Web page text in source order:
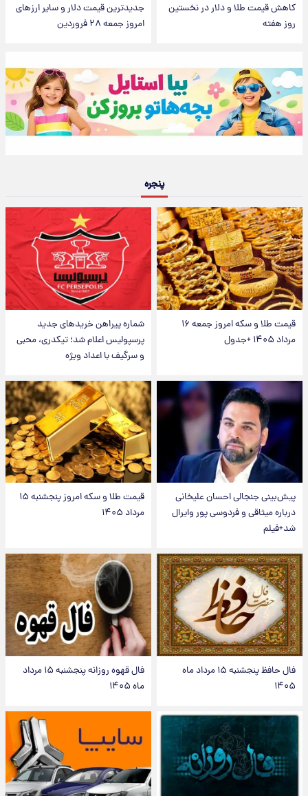
کاهش قیمت طلا و دلار در نخستین
روز هفته
جدیدترین قیمت دلار و سایر ارزهای
امروز جمعه ۲۸ فروردین
پنجره
قیمت طلا و سکه امروز جمعه ۱۶
مرداد ۱۴۰۵ +جدول
شماره پیراهن خریدهای جدید
پرسپولیس اعلام شد؛ تیکدری، محبی
و سرگیف با اعداد ویژه
پیش‌بینی جنجالی احسان علیخانی
درباره میثاقی و فردوسی پور وایرال
شد+فیلم
قیمت طلا و سکه امروز پنجشنبه ۱۵
مرداد ۱۴۰۵
فال حافظ پنجشنبه ۱۵ مرداد ماه
۱۴۰۵
فال قهوه روزانه پنجشنبه ۱۵ مرداد
ماه ۱۴۰۵